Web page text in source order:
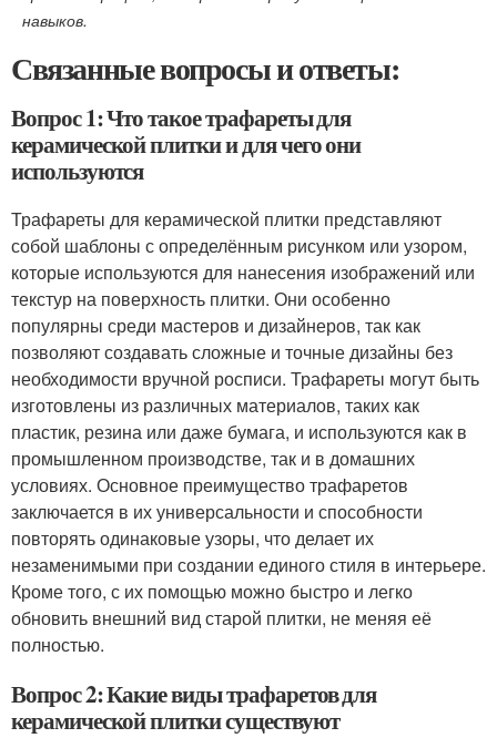
навыков.
Связанные вопросы и ответы:
Вопрос 1: Что такое трафареты для
керамической плитки и для чего они
используются
Трафареты для керамической плитки представляют
собой шаблоны с определённым рисунком или узором,
которые используются для нанесения изображений или
текстур на поверхность плитки. Они особенно
популярны среди мастеров и дизайнеров, так как
позволяют создавать сложные и точные дизайны без
необходимости вручной росписи. Трафареты могут быть
изготовлены из различных материалов, таких как
пластик, резина или даже бумага, и используются как в
промышленном производстве, так и в домашних
условиях. Основное преимущество трафаретов
заключается в их универсальности и способности
повторять одинаковые узоры, что делает их
незаменимыми при создании единого стиля в интерьере.
Кроме того, с их помощью можно быстро и легко
обновить внешний вид старой плитки, не меняя её
полностью.
Вопрос 2: Какие виды трафаретов для
керамической плитки существуют